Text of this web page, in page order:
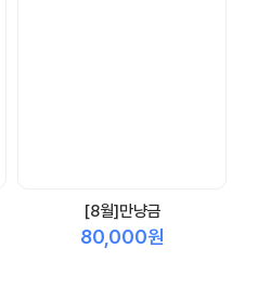
[8월]만냥금
80,000원